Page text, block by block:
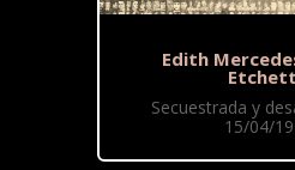
Edith
Secuestrada y
15/04/